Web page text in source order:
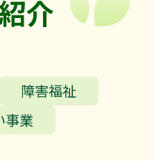
介
障害福祉
事業